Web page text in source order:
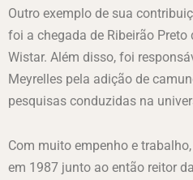
Outro exemplo de sua
foi a chegada de Ribeirão
Wistar. Além disso, foi
Meyrelles pela adição de
pesquisas conduzidas na
Com muito empenho e
em 1987 junto ao então reitor